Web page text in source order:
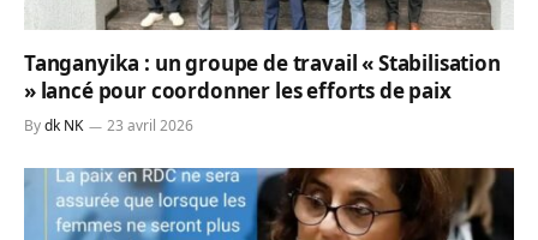
Tanganyika : un groupe de travail « Stabilisation
» lancé pour coordonner les efforts de paix
Bydk NK 23 avril 2026